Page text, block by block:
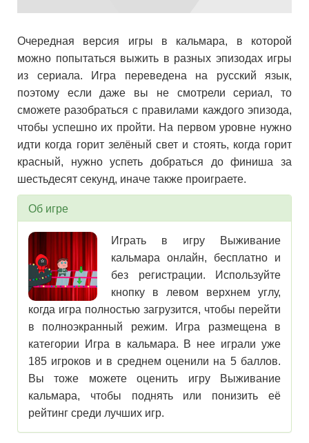
Очередная версия игры в кальмара, в которой
можно попытаться выжить в разных эпизодах игры
из сериала. Игра переведена на русский язык,
поэтому если даже вы не смотрели сериал, то
сможете разобраться с правилами каждого эпизода,
чтобы успешно их пройти. На первом уровне нужно
идти когда горит зелёный свет и стоять, когда горит
красный, нужно успеть добраться до финиша за
шестьдесят секунд, иначе также проиграете.
Об игре
Играть в игру Выживание
кальмара онлайн, бесплатно и
без регистрации. Используйте
кнопку в левом верхнем углу,
когда игра полностью загрузится, чтобы перейти
в полноэкранный режим. Игра размещена в
категории Игра в кальмара. В нее играли уже
185 игроков и в среднем оценили на 5 баллов.
Вы тоже можете оценить игру Выживание
кальмара, чтобы поднять или понизить её
рейтинг среди лучших игр.